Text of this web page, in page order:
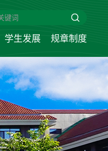
学生发展 规章制度